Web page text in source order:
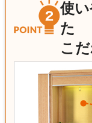
使
た
こ